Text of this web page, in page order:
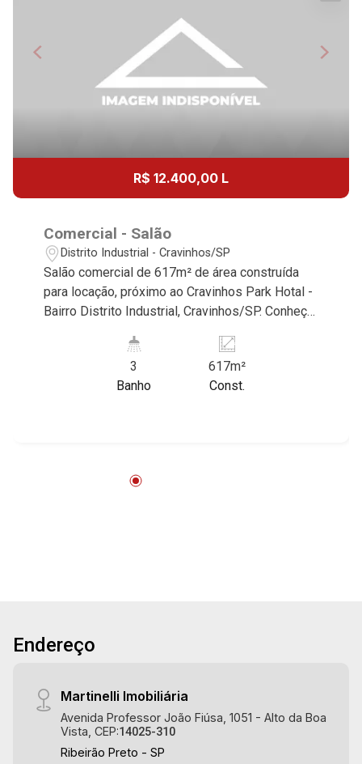
R$ 12.400,00 L
Comercial - Salão
Distrito Industrial - Cravinhos/SP
Salão comercial de 617m² de área construída
para locação, próximo ao Cravinhos Park Hotal -
Bairro Distrito Industrial, Cravinhos/SP. Conheça
Imobiliária selecionou para você: - 617m² de
área construída - Amplo espaço - Recepção -
W.C masculino | feminino | adaptado - 2 docas
3
Banho
617m²
Const.
Endereço
Martinelli Imobiliária
Avenida Professor João Fiúsa, 1051 - Alto da Boa
Vista, CEP:14025-310
Ribeirão Preto - SP